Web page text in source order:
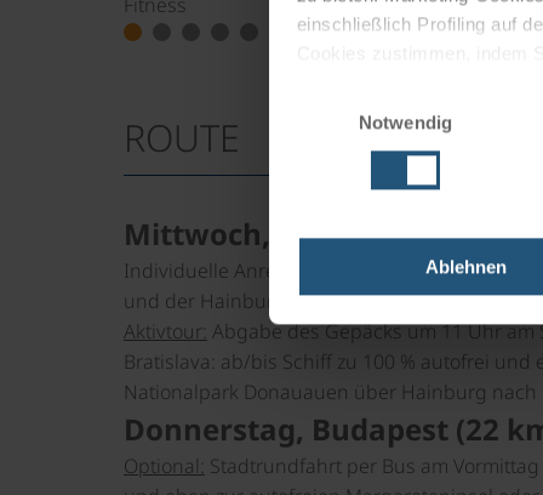
einschließlich Profiling auf
Impressum Datenschutz
Notwendig
Ablehnen
ROUTE
Mittwoch, Anreise nach
Individuelle Anreise. Ab 14:30 Uhr Boarding;
und der Hainburger Pforte in die slowakische
Aktivtour: Abgabe des Gepäcks um 11 Uhr
Bratislava: ab/bis Schiff zu 100 % autofrei
Nationalpark Donauauen über Hainburg
Donnerstag, Budapest (22
Optional: Stadtrundfahrt per Bus am